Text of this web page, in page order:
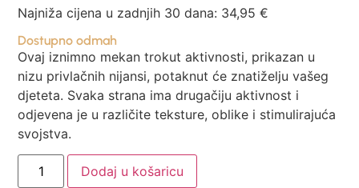
Najniža cijena u zadnjih 30 dana: 34,95€
Dostupno odmah
Ovaj iznimno mekan trokut aktivnosti, prikazan u
nizu privlačnih nijansi, potaknut će znatiželju vašeg
djeteta. Svaka strana ima drugačiju aktivnost i
odjevena je u različite teksture, oblike i stimulirajuća
svojstva.
Dodaj u košaricu